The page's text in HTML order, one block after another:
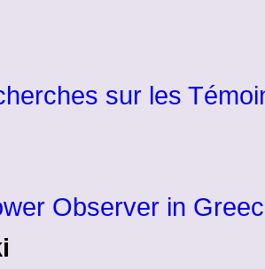
sur les
Observer in